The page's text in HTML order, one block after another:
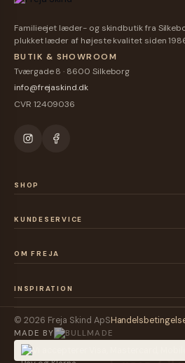
Familieejet læder- og skindbutik fra
plukket læder af højeste kvalitet siden
BUTIK & SHOWROOM
Tværgade 8 · 8600 Silkeborg
info@frejaskind.dk
CVR 12409036
SHOP
KUNDESERVICE
OM FREJA
INSPIRATION
© 2026 Freja Skind ApS
MADE BY